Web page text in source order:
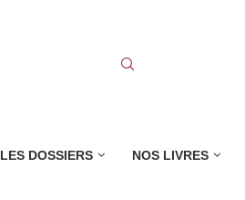
LES DOSSIERS NOS LIVRES